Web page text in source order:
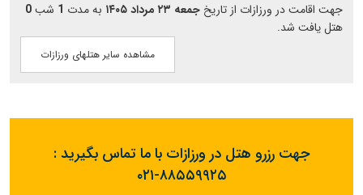
جهت اقامت در ورزازات از تاریخ جمعه ۲۳ مرداد ۱۴۰۵ به مدت 1 شب0
هتل یافت شد.
مشاهده سایر هتلهای ورزازات
جهت رزرو هتل در ورزازات با ما تماس بگیرید :
۰۲۱-۸۸۵۵۹۹۲۵